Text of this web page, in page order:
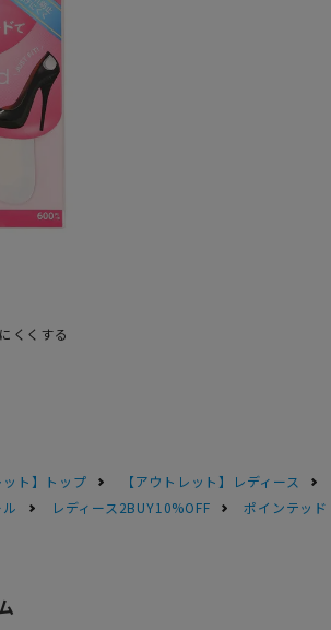
くくする
ット】トップ
【アウトレット】レディース
レディース2BUY10%OFF ポインテッ